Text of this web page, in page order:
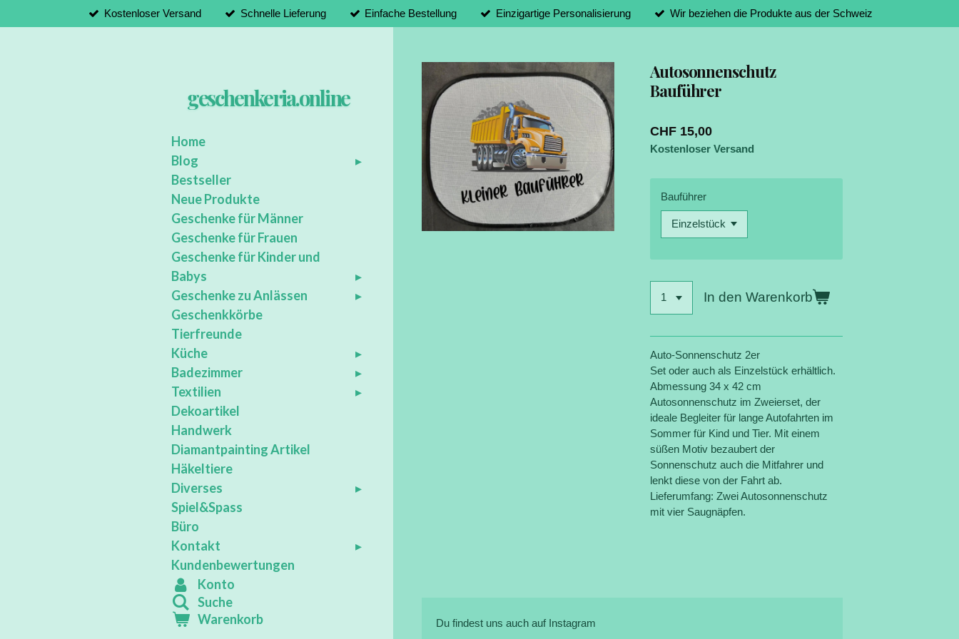
Hauptinhalt
Kostenloser Versand Schnelle Lieferung Einfache Bestellung Einzigartige Personalisierung Wir beziehen die Produkte aus der Schweiz
Autosonnenschutz
Bauführer
CHF 15,00
Kostenloser Versand
Bauführer
In den Warenkorb
Auto-Sonnenschutz 2er
Set oder auch als Einzelstück erhältlich.
Abmessung 34 x 42 cm
Autosonnenschutz im Zweierset, der
ideale Begleiter für lange Autofahrten im
Sommer für Kind und Tier. Mit einem
süßen Motiv bezaubert der
Sonnenschutz auch die Mitfahrer und
lenkt diese von der Fahrt ab.
Lieferumfang: Zwei Autosonnenschutz
mit vier Saugnäpfen.
Du findest uns auch auf Instagram
geschenkeria.online
Home
Blog
Bestseller
Neue Produkte
Geschenke für Männer
Geschenke für Frauen
Geschenke für Kinder und
Babys
Geschenke zu Anlässen
Geschenkkörbe
Tierfreunde
Küche
Badezimmer
Textilien
Dekoartikel
Handwerk
Diamantpainting Artikel
Häkeltiere
Diverses
Spiel&Spass
Büro
Kontakt
Kundenbewertungen
Konto
Suche
Warenkorb